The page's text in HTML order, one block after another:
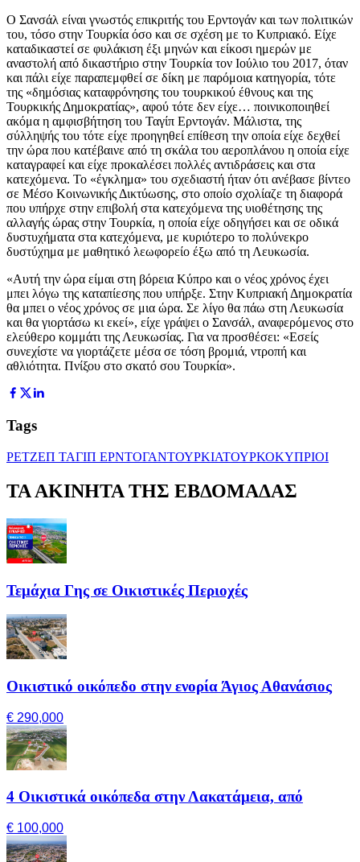
Ο Σανσάλ είναι γνωστός επικριτής του Ερντογάν και των πολιτικών
του, τόσο στην Τουρκία όσο και σε σχέση με το Κυπριακό. Είχε
καταδικαστεί σε φυλάκιση έξι μηνών και είκοσι ημερών με
αναστολή από δικαστήριο στην Τουρκία τον Ιούλιο του 2017, όταν
και πάλι είχε παραπεμφθεί σε δίκη με παρόμοια κατηγορία, τότε
της «δημόσιας καταφρόνησης του τουρκικού έθνους και της
Τουρκικής Δημοκρατίας», αφού τότε δεν είχε… ποινικοποιηθεί
ακόμα η αμφισβήτηση του Ταγίπ Ερντογάν. Μάλιστα, της
σύλληψής του τότε είχε προηγηθεί επίθεση την οποία είχε δεχθεί
την ώρα που κατέβαινε από τη σκάλα του αεροπλάνου η οποία είχε
καταγραφεί και είχε προκαλέσει πολλές αντιδράσεις και στα
κατεχόμενα. Το «έγκλημα» του σχεδιαστή ήταν ότι ανέβασε βίντεο
σε Μέσο Κοινωνικής Δικτύωσης, στο οποίο σχολίαζε τη διαφορά
που υπήρχε στην επιβολή στα κατεχόμενα της υιοθέτησης της
αλλαγής ώρας στην Τουρκία, η οποία είχε οδηγήσει και σε οδικά
δυστυχήματα στα κατεχόμενα, με κυριότερο το πολύνεκρο
δυστύχημα με μαθητικό λεωφορείο έξω από τη Λευκωσία.
«Αυτή την ώρα είμαι στη βόρεια Κύπρο και ο νέος χρόνος έχει
μπει λόγω της καταπίεσης που υπήρξε. Στην Κυπριακή Δημοκρατία
θα μπει ο νέος χρόνος σε μια ώρα. Σε λίγο θα πάω στη Λευκωσία
και θα γιορτάσω κι εκεί», είχε γράψει ο Σανσάλ, αναφερόμενος στο
ελεύθερο κομμάτι της Λευκωσίας. Για να προσθέσει: «Εσείς
συνεχίστε να γιορτάζετε μέσα σε τόση βρομιά, ντροπή και
αθλιότητα. Πνίξου στο σκατό σου Τουρκία».
Tags
ΡΕΤΖΕΠ ΤΑΓΙΠ ΕΡΝΤΟΓΑΝΤΟΥΡΚΙΑΤΟΥΡΚΟΚΥΠΡΙΟΙ
ΤΑ ΑΚΙΝΗΤΑ ΤΗΣ ΕΒΔΟΜΑΔΑΣ
Τεμάχια Γης σε Οικιστικές Περιοχές
Οικιστικό οικόπεδο στην ενορία Άγιος Αθανάσιος
€ 290,000
4 Οικιστικά οικόπεδα στην Λακατάμεια, από
€ 100,000